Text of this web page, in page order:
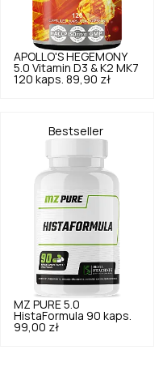
APOLLO'S HEGEMONY
5.0 Vitamin D3 & K2 MK7
120 kaps. 89,90 zł
Bestseller
MZ PURE 5.0
HistaFormula 90 kaps.
99,00 zł